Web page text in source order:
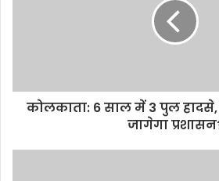
कोलकाता: 6 साल में 3 पुल
जागेगा